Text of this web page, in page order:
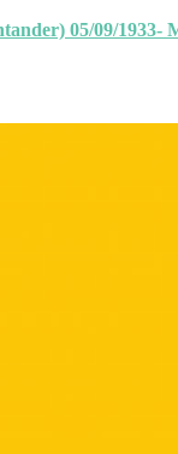
05/09/1933-